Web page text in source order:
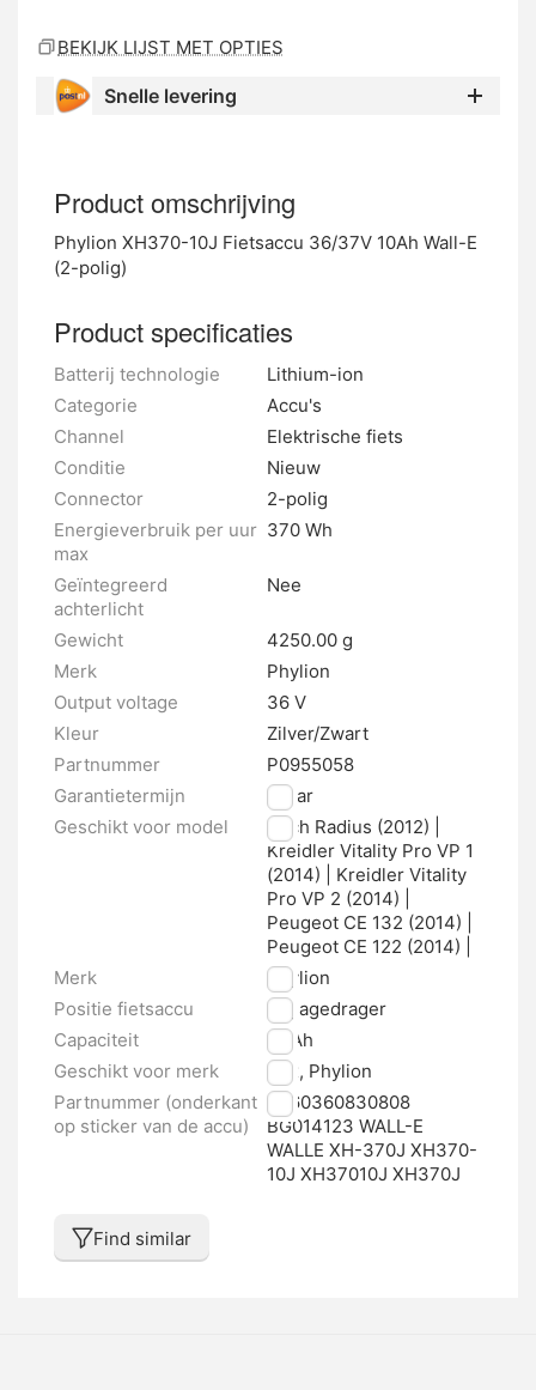
BEKIJK LIJST MET OPTIES
Snelle levering
Product omschrijving
Phylion XH370-10J Fietsaccu 36/37V 10Ah Wall-E
(2-polig)
Product specificaties
Batterij technologie
Lithium-ion
Categorie
Accu's
Channel
Elektrische fiets
Conditie
Nieuw
Connector
2-polig
Energieverbruik per uur
max
370 Wh
Geïntegreerd
achterlicht
Nee
Gewicht
4250.00 g
Merk
Phylion
Output voltage
36 V
Kleur
Zilver/Zwart
Partnummer
P0955058
Garantietermijn
2 jaar
Geschikt voor model
Puch Radius (2012) |
Kreidler Vitality Pro VP 1
(2014) | Kreidler Vitality
Pro VP 2 (2014) |
Peugeot CE 132 (2014) |
Peugeot CE 122 (2014) |
Merk
Phylion
Positie fietsaccu
Bagagedrager
Capaciteit
12 Ah
Geschikt voor merk
Rex, Phylion
Partnummer (onderkant
op sticker van de accu)
4260360830808
BG014123 WALL-E
WALLE XH-370J XH370-
10J XH37010J XH370J
Find similar